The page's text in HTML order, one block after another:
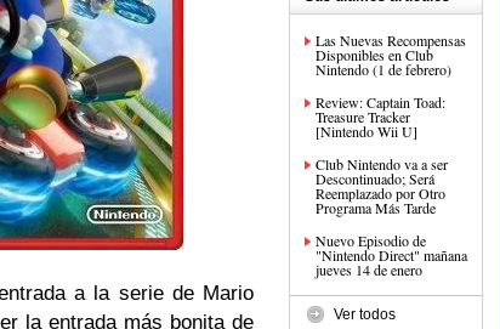
a la serie de Mario
la entrada más bonita de
Las Nuevas Recompensas
Disponibles en Club
Nintendo (1 de febrero)
Review: Captain Toad:
Treasure Tracker
[Nintendo Wii U]
Club Nintendo va a ser
Descontinuado; Será
Reemplazado por Otro
Programa Más Tarde
Nuevo Episodio de
"Nintendo Direct" mañana
jueves 14 de enero
Ver todos